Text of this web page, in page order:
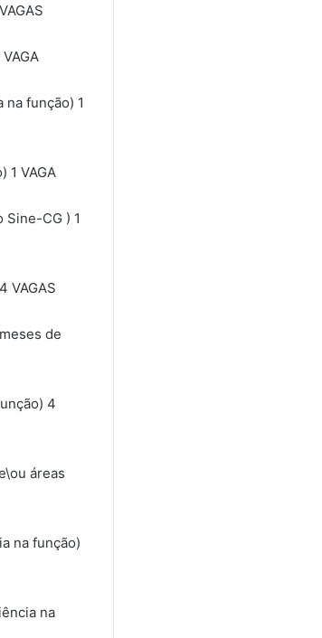
na função) 1
1 VAGA
CG ) 1
VAGAS
de
4
áreas
na função)
na